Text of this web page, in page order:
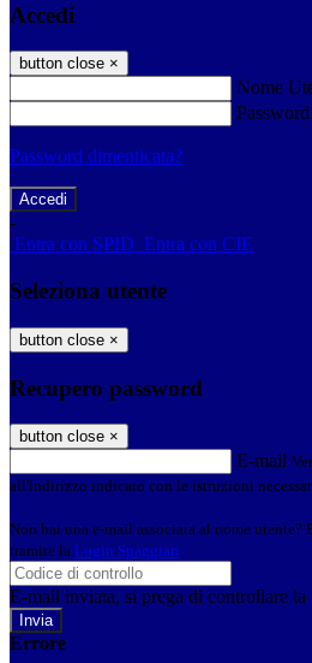
Accedi
button close ×
Nome
Password
Password dimenticata?
-
Entra con SPID Entra con CIE
Seleziona utente
button close ×
Recupero password
button close ×
E-mail
all'indirizzo indicato con le istruzioni
Non hai una e-mail associata al nome utente?
tramite la Login Spaggiari
E-mail inviata, si prega di controllare la
Errore